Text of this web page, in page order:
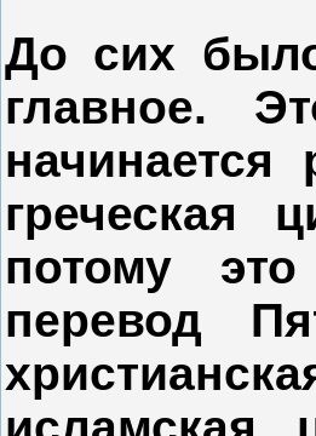
До сих
главное.
греческая
потому
перевод